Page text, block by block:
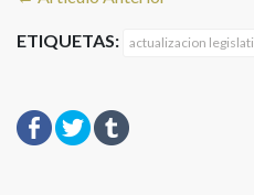
ETIQUETAS: actualizacion